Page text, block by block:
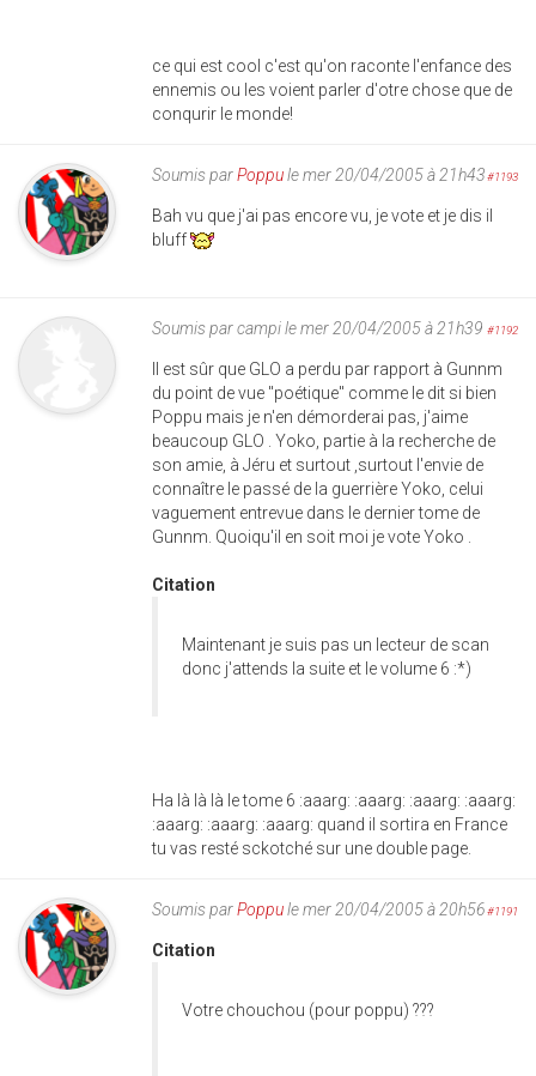
ce qui est cool c'est qu'on raconte l'enfance des
ennemis ou les voient parler d'otre chose que de
conqurir le monde!
Soumis parPoppule mer 20/04/2005 à 21h43#1193
Bah vu que j'ai pas encore vu, je vote et je dis il
bluff
Soumis parcampile mer 20/04/2005 à 21h39 #1192
Il est sûr que GLO a perdu par rapport à Gunnm
du point de vue "poétique" comme le dit si bien
Poppu mais je n'en démorderai pas, j'aime
beaucoup GLO . Yoko, partie à la recherche de
son amie, à Jéru et surtout ,surtout l'envie de
connaître le passé de la guerrière Yoko, celui
vaguement entrevue dans le dernier tome de
Gunnm. Quoiqu'il en soit moi je vote Yoko .
Citation
Maintenant je suis pas un lecteur de scan
donc j'attends la suite et le volume 6 :*)
Ha là là là le tome 6 :aaarg: :aaarg: :aaarg: :aaarg:
:aaarg: :aaarg: :aaarg: quand il sortira en France
tu vas resté sckotché sur une double page.
Soumis parPoppule mer 20/04/2005 à 20h56#1191
Citation
Votre chouchou (pour poppu) ???